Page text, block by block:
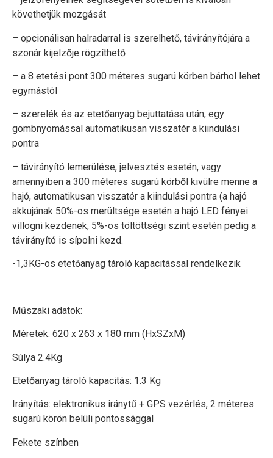
követhetjük mozgását
– opcionálisan halradarral is szerelhető, távirányítójára a
szonár kijelzője rögzíthető
– a 8 etetési pont 300 méteres sugarú körben bárhol lehet
egymástól
– szerelék és az etetőanyag bejuttatása után, egy
gombnyomással automatikusan visszatér a kiindulási
pontra
– távirányító lemerülése, jelvesztés esetén, vagy
amennyiben a 300 méteres sugarú körből kivülre menne a
hajó, automatikusan visszatér a kiindulási pontra (a hajó
akkujának 50%-os merültsége esetén a hajó LED fényei
villogni kezdenek, 5%-os töltöttségi szint esetén pedig a
távirányító is sípolni kezd.
-1,3KG-os etetőanyag tároló kapacitással rendelkezik
Műszaki adatok:
Méretek: 620 x 263 x 180 mm (HxSZxM)
Súlya 2.4Kg
Etetőanyag tároló kapacitás: 1.3 Kg
Irányítás: elektronikus iránytű + GPS vezérlés, 2 méteres
sugarú körön belüli pontossággal
Fekete színben